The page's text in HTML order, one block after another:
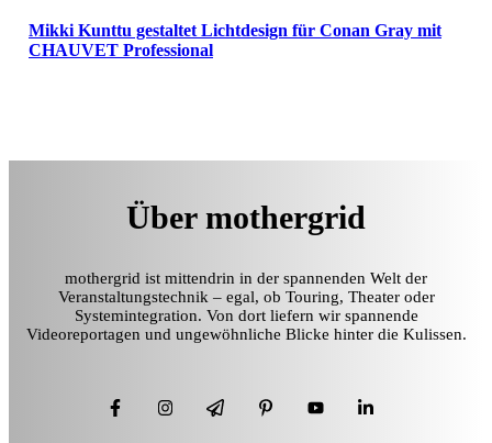
Mikki Kunttu gestaltet Lichtdesign für Conan Gray mit
CHAUVET Professional
Über mothergrid
mothergrid ist mittendrin in der spannenden Welt der
Veranstaltungstechnik – egal, ob Touring, Theater oder
Systemintegration. Von dort liefern wir spannende
Videoreportagen und ungewöhnliche Blicke hinter die Kulissen.